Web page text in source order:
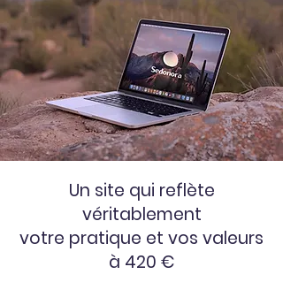
Un site qui reflète
véritablement
votre pratique et vos valeurs
à 420 €